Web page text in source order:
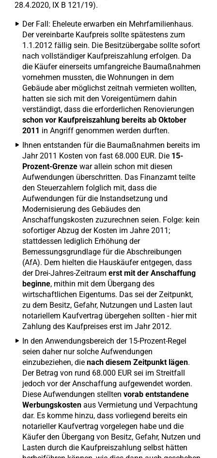
28.4.2020, IX B 121/19).
Der Fall: Eheleute erwarben ein Mehrfamilienhaus.
Der vereinbarte Kaufpreis sollte spätestens zum
1.1.2012 fällig sein. Die Besitzübergabe sollte sofort
nach vollständiger Kaufpreiszahlung erfolgen. Da
die Käufer einerseits umfangreiche Baumaßnahmen
vornehmen mussten, die Wohnungen in dem
Gebäude aber möglichst zeitnah vermieten wollten,
hatten sie sich mit den Voreigentümern dahin
verständigt, dass die erforderlichen Renovierungen
schon vor Kaufpreiszahlung bereits ab Oktober
2011 in Angriff genommen werden durften.
Ihnen entstanden für die Baumaßnahmen bereits im
Jahr 2011 Kosten von fast 68.000 EUR. Die 15-
Prozent-Grenze war allein schon mit diesen
Aufwendungen überschritten. Das Finanzamt teilte
den Steuerzahlern folglich mit, dass die
Aufwendungen für die Instandsetzung und
Modernisierung des Gebäudes den
Anschaffungskosten zuzurechnen seien. Folge: kein
sofortiger Abzug der Kosten im Jahre 2011;
stattdessen lediglich Erhöhung der
Bemessungsgrundlage für die Abschreibungen
(AfA). Dem hielten die Hauskäufer entgegen, dass
der Drei-Jahres-Zeitraum erst mit der Anschaffung
beginne, mithin mit dem Übergang des
wirtschaftlichen Eigentums. Das sei der Zeitpunkt,
zu dem Besitz, Gefahr, Nutzungen und Lasten laut
notariellem Kaufvertrag übergehen sollten - hier mit
Zahlung des Kaufpreises erst im Jahr 2012.
In den Anwendungsbereich der 15-Prozent-Regel
seien daher nur solche Aufwendungen
einzubeziehen, die nach diesem Zeitpunkt lägen.
Der Betrag von rund 68.000 EUR sei im Streitfall
jedoch vor der Anschaffung aufgewendet worden.
Diese Aufwendungen stellten vorab entstandene
Werbungskosten aus Vermietung und Verpachtung
dar. Es komme hinzu, dass vorliegend bereits ein
notarieller Kaufvertrag vorgelegen habe und die
Käufer den Übergang von Besitz, Gefahr, Nutzen und
Lasten durch die Kaufpreiszahlung selbst hätten